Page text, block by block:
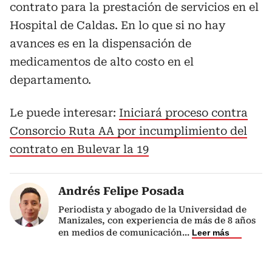
contrato para la prestación de servicios en el
Hospital de Caldas. En lo que si no hay
avances es en la dispensación de
medicamentos de alto costo en el
departamento.
Le puede interesar: Iniciará proceso contra
Consorcio Ruta AA por incumplimiento del
contrato en Bulevar la 19
Andrés Felipe Posada
Periodista y abogado de la Universidad de
Manizales, con experiencia de más de 8 años
en medios de comunicación... Leer más